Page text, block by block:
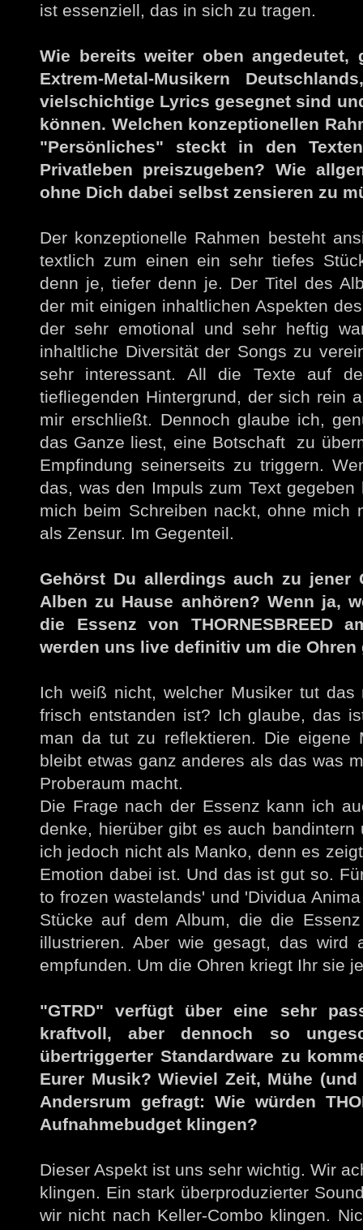
ist essenziell, das in sich zu tragen.
Wie bereits weiter oben
Extrem-Metal-Musikern
vielschichtige Lyrics gesegnet sind
können. Welchen konzeptionellen
"Persönliches" steckt in den
Privatleben preiszugeben? Wie
ohne Dich dabei selbst zensieren zu
Der konzeptionelle Rahmen besteht
textlich zum einen ein sehr tiefes
denn je, tiefer denn je. Der Titel des
der mit einigen inhaltlichen Aspekten
der sehr emotional und sehr heftig
inhaltliche Diversität der Songs zu
sehr interessant. All die Texte auf
tiefliegenden Hintergrund, der sich rein
mir erschließt. Dennoch glaube ich,
das Ganze liest, eine Botschaft zu
Empfindung seinerseits zu triggern.
das, was den Impuls zum Text
mich beim Schreiben nackt, ohne
als Zensur. Im Gegenteil.
Gehörst Du allerdings auch zu jener
Alben zu Hause anhören? Wenn ja,
die Essenz von THORNESBREED
werden uns live definitiv um die Ohren
Ich weiß nicht, welcher Musiker tut
frisch entstanden ist? Ich glaube, das
man da tut zu reflektieren. Die
bleibt etwas ganz anderes als das was
Proberaum macht.
Die Frage nach der Essenz kann ich
denke, hierüber gibt es auch
ich jedoch nicht als Manko, denn es
Emotion dabei ist. Und das ist gut so.
to frozen wastelands' und 'Dividua
Stücke auf dem Album, die die
illustrieren. Aber wie gesagt, das wird
empfunden. Um die Ohren kriegt Ihr sie
"GTRD" verfügt über eine sehr
kraftvoll, aber dennoch so
übertriggerter Standardware zu
Eurer Musik? Wieviel Zeit, Mühe
Andersrum gefragt: Wie würden
Aufnahmebudget klingen?
Dieser Aspekt ist uns sehr wichtig. Wir
klingen. Ein stark überproduzierter
wir nicht nach Keller-Combo klingen.